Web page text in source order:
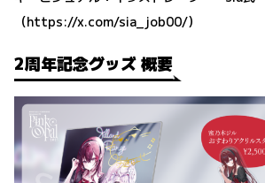
（https://x.com/sia_job00/）
2周年記念グッズ 概要